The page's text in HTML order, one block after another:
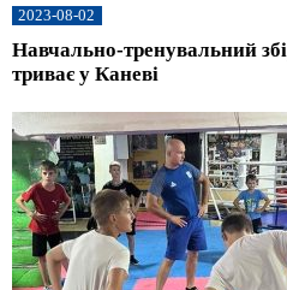
2023-08-02
Навчально-тренувальний
триває у Каневі